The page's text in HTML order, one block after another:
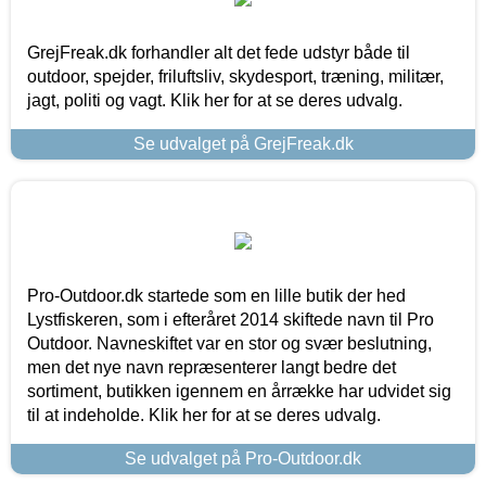
GrejFreak.dk forhandler alt det fede udstyr både til
outdoor, spejder, friluftsliv, skydesport, træning, militær,
jagt, politi og vagt. Klik her for at se deres udvalg.
Se udvalget på GrejFreak.dk
Pro-Outdoor.dk startede som en lille butik der hed
Lystfiskeren, som i efteråret 2014 skiftede navn til Pro
Outdoor. Navneskiftet var en stor og svær beslutning,
men det nye navn repræsenterer langt bedre det
sortiment, butikken igennem en årrække har udvidet sig
til at indeholde. Klik her for at se deres udvalg.
Se udvalget på Pro-Outdoor.dk